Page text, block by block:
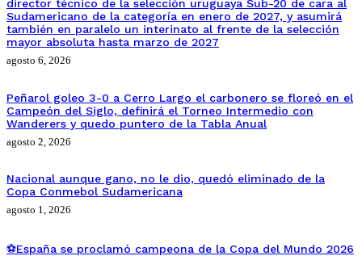
director técnico de la selección uruguaya Sub-20 de cara al
Sudamericano de la categoría en enero de 2027, y asumirá
también en paralelo un interinato al frente de la selección
mayor absoluta hasta marzo de 2027
agosto 6, 2026
Peñarol goleo 3-0 a Cerro Largo el carbonero se floreó en el
Campeón del Siglo, definirá el Torneo Intermedio con
Wanderers y quedo puntero de la Tabla Anual
agosto 2, 2026
Nacional aunque gano, no le dio, quedó eliminado de la
Copa Conmebol Sudamericana
agosto 1, 2026
⚽España se proclamó campeona de la Copa del Mundo 2026